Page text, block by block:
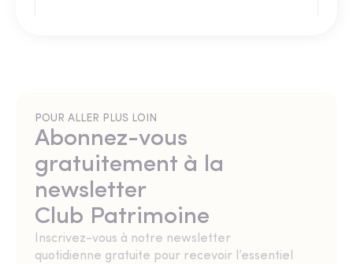
POUR ALLER PLUS LOIN
Abonnez-vous
gratuitement à la
newsletter
Club Patrimoine
Inscrivez-vous à notre newsletter
quotidienne gratuite pour recevoir l’essentiel